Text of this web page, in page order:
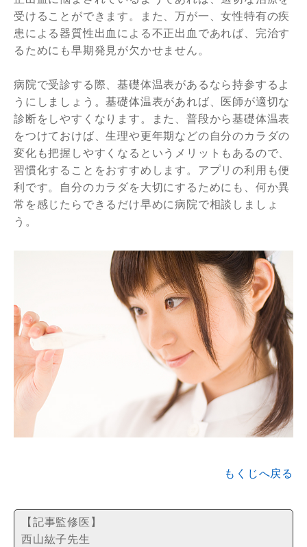
受けることができます。また、万が一、女性特有の疾
患による器質性出血による不正出血であれば、完治す
るためにも早期発見が欠かせません。
病院で受診する際、基礎体温表があるなら持参するよ
うにしましょう。基礎体温表があれば、医師が適切な
診断をしやすくなります。また、普段から基礎体温表
をつけておけば、生理や更年期などの自分のカラダの
変化も把握しやすくなるというメリットもあるので、
習慣化することをおすすめします。アプリの利用も便
利です。自分のカラダを大切にするためにも、何か異
常を感じたらできるだけ早めに病院で相談しましょ
う。
もくじへ戻る
【記事監修医】
西山紘子先生